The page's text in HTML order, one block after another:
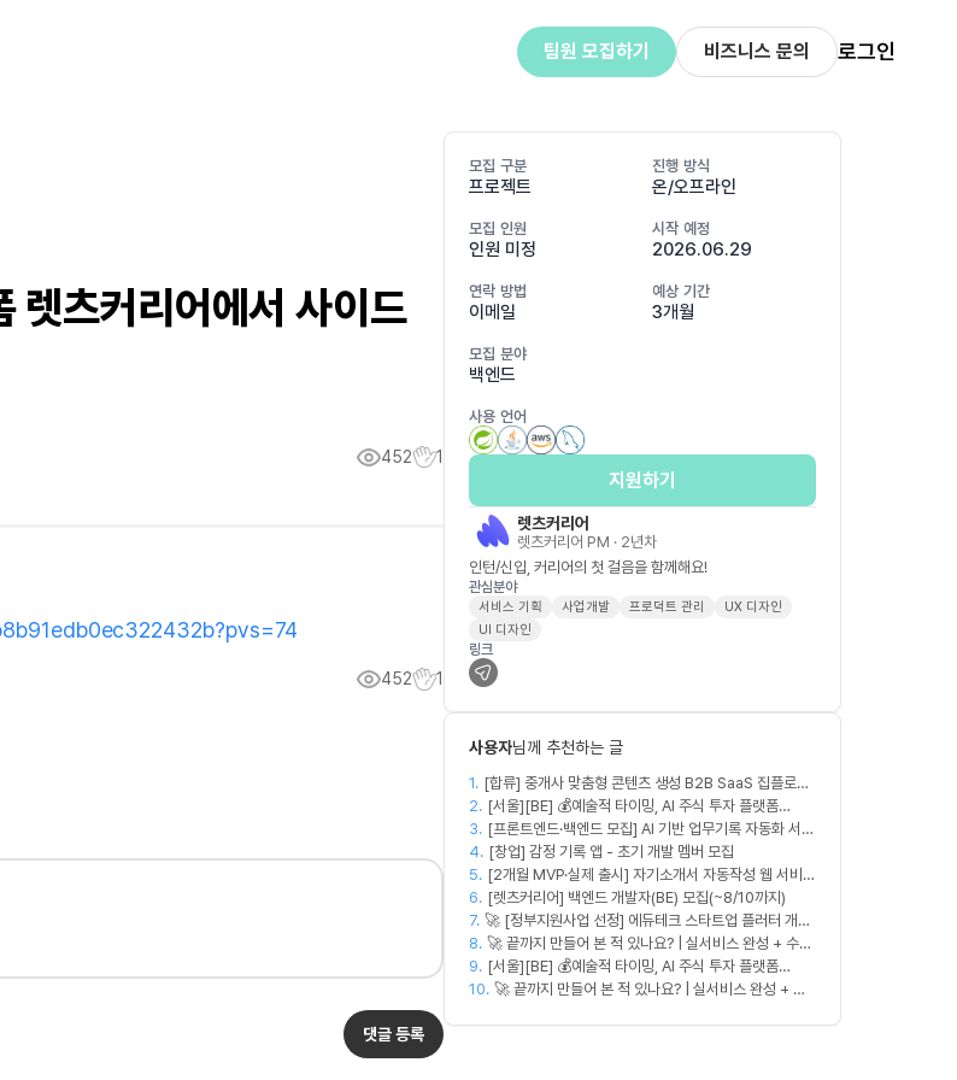
팀원 모집하기 비즈니스 문의 로그인
렛츠커리어에서 사이드
452 1
452 1
댓글 등록
모집 구분
프로젝트
진행 방식
온/오프라인
모집 인원
인원 미정
시작 예정
2026.06.29
연락 방법
이메일
예상 기간
3개월
모집 분야
백엔드
사용 언어
지원하기
렛츠커리어
렛츠커리어 PM · 2년차
인턴/신입, 커리어의 첫 걸음을 함께해요!
관심분야
서비스 기획 사업개발 프로덕트 관리
UX 디자인
UI 디자인
링크
사용자님께 추천하는 글
1. [합류] 중개사 맞춤형 콘텐츠 생성 B2B SaaS 집플로우
과 함께 하실 멤버를 모집합니다!
2. [서울][BE] 💰예술적 타이밍, AI 주식 투자 플랫폼
(Spring)
3. [프론트엔드·백엔드 모집] AI 기반 업무기록 자동화 서비
스 MVP 개발
4. [창업] 감정 기록 앱 - 초기 개발 멤버 모집
5. [2개월 MVP·실제 출시] 자기소개서 자동작성 웹 서비스
디자이너·프론트엔드·백엔드·AI 엔지니어 모집
6. [렛츠커리어] 백엔드 개발자(BE) 모집(~8/10까지)
7. 🚀 [정부지원사업 선정] 에듀테크 스타트업 플러터 개발
자를 모십니다!
8. 🚀 끝까지 만들어 본 적 있나요? | 실서비스 완성 + 수익
창출 모임 💰
9. [서울][BE] 💰예술적 타이밍, AI 주식 투자 플랫폼
(Spring)
10. 🚀 끝까지 만들어 본 적 있나요? | 실서비스 완성 + 수